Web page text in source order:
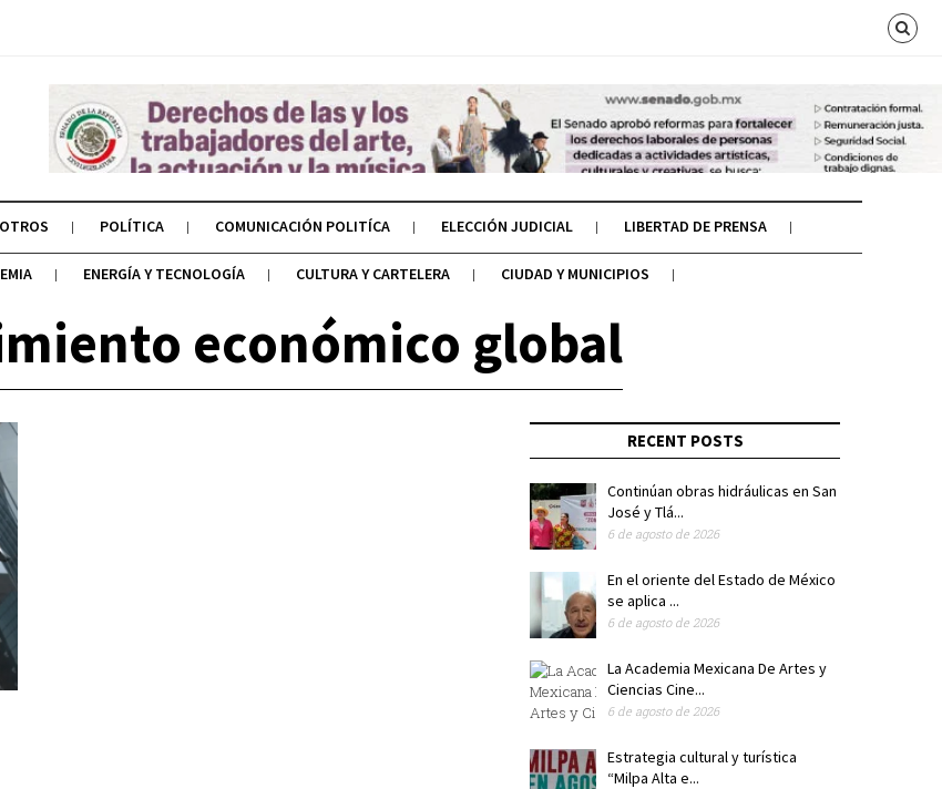
POLÍTICA COMUNICACIÓN POLITÍCA ELECCIÓN JUDICIAL LIBERTAD DE PRENSA
ENERGÍA Y TECNOLOGÍA CULTURA Y CARTELERA CIUDAD Y MUNICIPIOS
económico global
RECENT POSTS
Continúan obras hidráulicas en San
José y Tlá...
6 de agosto de 2026
En el oriente del Estado de México
se aplica ...
6 de agosto de 2026
La Academia Mexicana De Artes y
Ciencias Cine...
6 de agosto de 2026
Estrategia cultural y turística
“Milpa Alta e...